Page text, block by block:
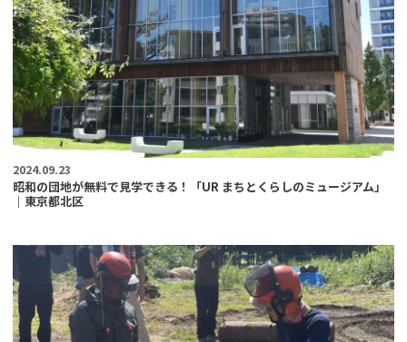
2024.09.23
昭和の団地が無料で見学できる！「UR まちとくらしのミュージアム」
｜東京都北区